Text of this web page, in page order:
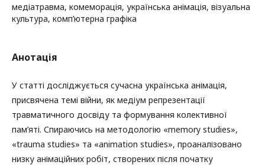
медіатравма, комеморація, українська анімація, візуальна
культура, комп’ютерна графіка
Анотація
У статті досліджується сучасна українська анімація,
присвячена темі війни, як медіум репрезентації
травматичного досвіду та формування колективної
пам’яті. Спираючись на методологію «memory studies»,
«trauma studies» та «animation studies», проаналізовано
низку анімаційних робіт, створених після початку